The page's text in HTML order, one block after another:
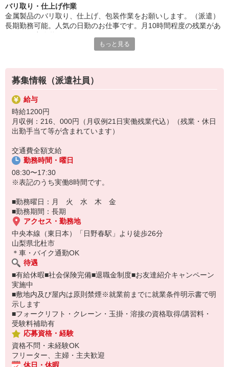
『テクノ・サービス』は、派遣業界大手スタッフサービスグルー
プです。
全国にあるお仕事の中から、一人ひとりのスキルや希望条件に応
じたお仕事をご案内します。
登録方法は、【オンライン】【電話】【登録会来場】の3つから
選べます♪
★★履歴書・証明写真は不要！★★
また、ご登録済の方はお仕事の紹介がスムーズです。
ご応募お待ちしています。
バリ取り・仕上げ作業
金属製品のバリ取り、仕上げ、包装作業をお願いします。（派遣）
長期勤務可能。人気の日勤のお仕事です。月10時間程度の残業があ
OJTありで安心スタート。40代の方々など幅広く活躍中。駐車場完
もっと見る
募集情報（派遣社員）
給与
時給1200円
月収例：216、000円（月収例21日実働残業代込）（残業・休日
出勤手当て等が含まれています）
交通費全額支給
勤務時間・曜日
08:30〜17:30
※表記のうち実働8時間です。
■勤務曜日：月 火 水 木 金
■勤務期間：長期
アクセス・勤務地
中央本線（東日本）「日野春駅」より徒歩26分
山梨県北杜市
＊車・バイク通勤OK
待遇
■有給休暇■社会保険完備■退職金制度■お友達紹介キャンペーン
実施中
■敷地内及び屋内は原則禁煙※就業前までに就業条件明示書で明
示します
■フォークリフト・クレーン・玉掛・溶接の資格取得/講習料・
受験料補助有
応募資格・経験
資格不問・未経験OK
フリーター、主婦・主夫歓迎
休日・休暇